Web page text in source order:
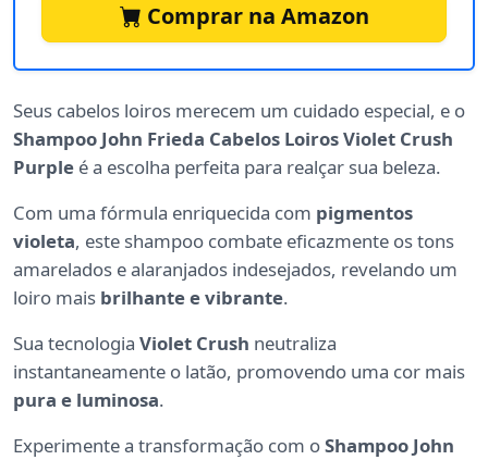
Comprar na Amazon
Seus cabelos loiros merecem um cuidado especial, e o
Shampoo John Frieda Cabelos Loiros Violet Crush
Purple é a escolha perfeita para realçar sua beleza.
Com uma fórmula enriquecida com pigmentos
violeta, este shampoo combate eficazmente os tons
amarelados e alaranjados indesejados, revelando um
loiro mais brilhante e vibrante.
Sua tecnologia Violet Crush neutraliza
instantaneamente o latão, promovendo uma cor mais
pura e luminosa.
Experimente a transformação com oShampoo John